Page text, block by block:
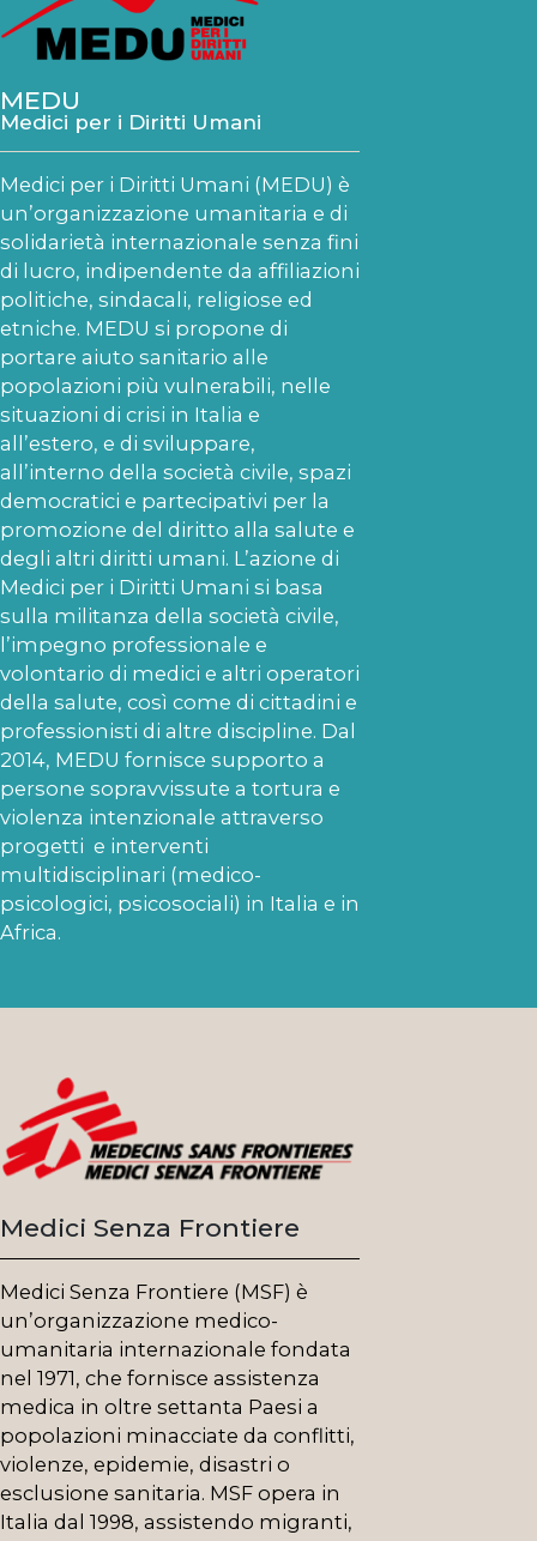
MEDU
Medici per i Diritti Umani
Medici per i Diritti Umani (MEDU) è
un’organizzazione umanitaria e di
solidarietà internazionale senza fini
di lucro, indipendente da affiliazioni
politiche, sindacali, religiose ed
etniche. MEDU si propone di
portare aiuto sanitario alle
popolazioni più vulnerabili, nelle
situazioni di crisi in Italia e
all’estero, e di sviluppare,
all’interno della società civile, spazi
democratici e partecipativi per la
promozione del diritto alla salute e
degli altri diritti umani. L’azione di
Medici per i Diritti Umani si basa
sulla militanza della società civile,
l’impegno professionale e
volontario di medici e altri operatori
della salute, così come di cittadini e
professionisti di altre discipline. Dal
2014, MEDU fornisce supporto a
persone sopravvissute a tortura e
violenza intenzionale attraverso
progetti e interventi
multidisciplinari (medico-
psicologici, psicosociali) in Italia e in
Africa.
Medici Senza Frontiere
Medici Senza Frontiere (MSF) è
un’organizzazione medico-
umanitaria internazionale fondata
nel 1971, che fornisce assistenza
medica in oltre settanta Paesi a
popolazioni minacciate da conflitti,
violenze, epidemie, disastri o
esclusione sanitaria. MSF opera in
Italia dal 1998, assistendo migranti,